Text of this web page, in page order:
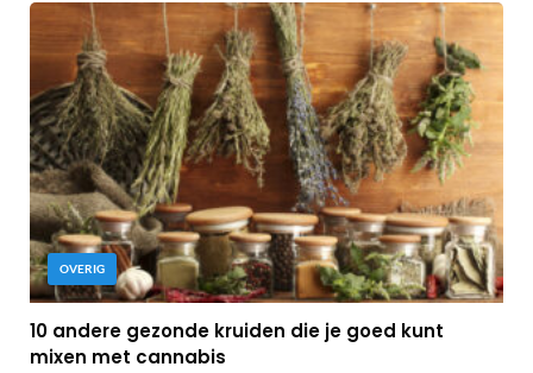
OVERIG
10 andere gezonde kruiden die je goed kunt
mixen met cannabis